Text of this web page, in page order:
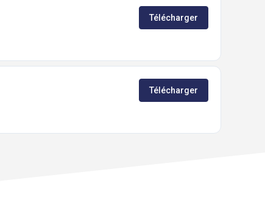
Télécharger
Télécharger